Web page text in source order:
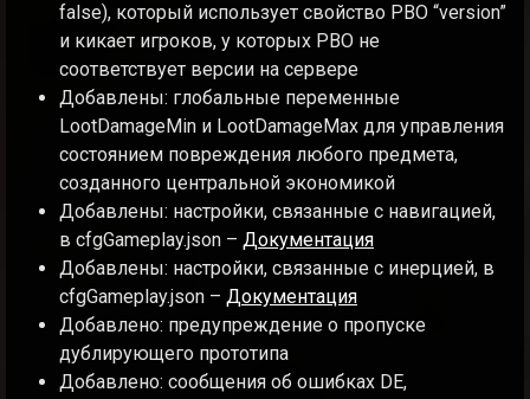
false), который использует свойство PBO “version”
и кикает игроков, у которых PBO не
соответствует версии на сервере
Добавлены: глобальные переменные
LootDamageMin и LootDamageMax для управления
состоянием повреждения любого предмета,
созданного центральной экономикой
Добавлены: настройки, связанные с навигацией,
в cfgGameplay.json – Документация
Добавлены: настройки, связанные с инерцией, в
cfgGameplay.json – Документация
Добавлено: предупреждение о пропуске
дублирующего прототипа
Добавлено: сообщения об ошибках DE,